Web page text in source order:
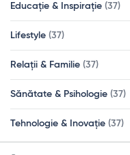
Educație & Inspirație (37)
Lifestyle (37)
Relații & Familie (37)
Sănătate & Psihologie (37)
Tehnologie & Inovație (37)